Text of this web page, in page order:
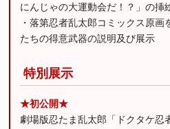
にんじゃの大運動会だ！？」の挿
・落第忍者乱太郎コミックス原
たちの得意武器の説明及び展示
特別展示
★初公開★
劇場版忍たま乱太郎「ドクタケ忍